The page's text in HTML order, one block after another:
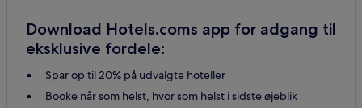
Download Hotels.coms app for adgang til
eksklusive fordele:
Spar op til 20% på udvalgte hoteller
Booke når som helst, hvor som helst i sidste øjeblik